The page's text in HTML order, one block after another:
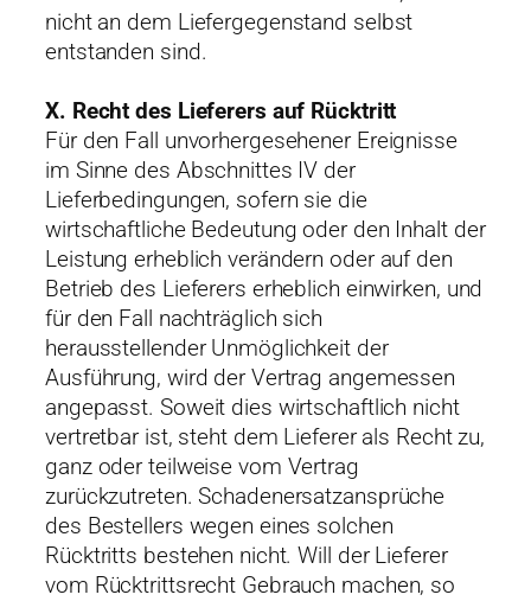
nicht an dem Liefergegenstand selbst
entstanden sind.
X. Recht des Lieferers auf Rücktritt
Für den Fall unvorhergesehener Ereignisse
im Sinne des Abschnittes IV der
Lieferbedingungen, sofern sie die
wirtschaftliche Bedeutung oder den Inhalt der
Leistung erheblich verändern oder auf den
Betrieb des Lieferers erheblich einwirken, und
für den Fall nachträglich sich
herausstellender Unmöglichkeit der
Ausführung, wird der Vertrag angemessen
angepasst. Soweit dies wirtschaftlich nicht
vertretbar ist, steht dem Lieferer als Recht zu,
ganz oder teilweise vom Vertrag
zurückzutreten. Schadenersatzansprüche
des Bestellers wegen eines solchen
Rücktritts bestehen nicht. Will der Lieferer
vom Rücktrittsrecht Gebrauch machen, so